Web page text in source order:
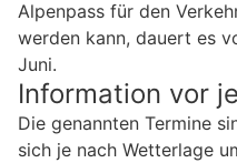
Alpenpass für den
werden kann, dauert es
Juni.
Information vor
Die genannten Termine
sich je nach Wetterlage